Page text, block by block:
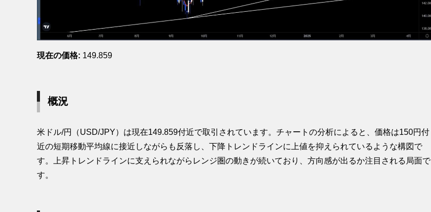
現在の価格: 149.859
概況
米ドル/円（USD/JPY）は現在149.859付近で取引されています。チャートの分析によると、価格は150円付
近の短期移動平均線に接近しながらも反落し、下降トレンドラインに上値を抑えられているような構図で
す。上昇トレンドラインに支えられながらレンジ圏の動きが続いており、方向感が出るか注目される局面で
す。